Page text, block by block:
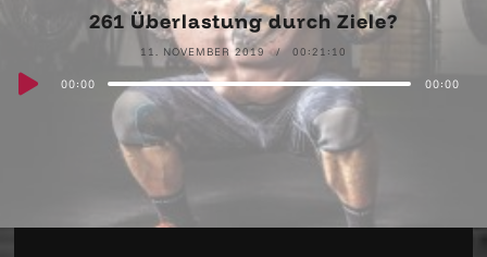
261 Überlastung durch Ziele?
11. NOVEMBER 2019 00:21:10
Audio
Player
00:00 00:00